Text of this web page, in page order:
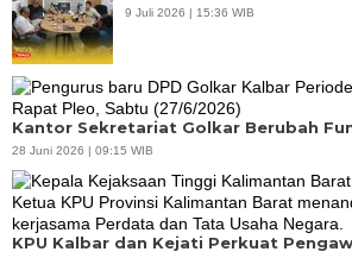
9 Juli 2026 | 15:36 WIB
Kantor Sekretariat Golkar Berubah
28 Juni 2026 | 09:15 WIB
KPU Kalbar dan Kejati Perkuat